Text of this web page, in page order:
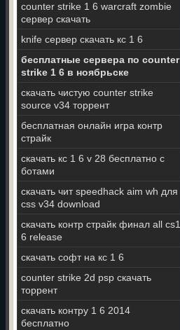
counter strike 1 6 warcraft zombie
сервер скачать
knife сервер скачать кс 1 6
бесплатные сервера по counter
strike 1 6 в ноябрьске
скачать чистую counter strike
source v34 торрент
бесплатная онлайн игра контр
страйк
скачать кс 1 6 v 28 бесплатно с
ботами
скачать чит speedhack aim wh для
css v34 download
скачать контр страйк финал all cs1
6 release
скачать софт на кс 1 6
counter strike 2d psp скачать
торрент
скачать контру 1 6 2014
бесплатно